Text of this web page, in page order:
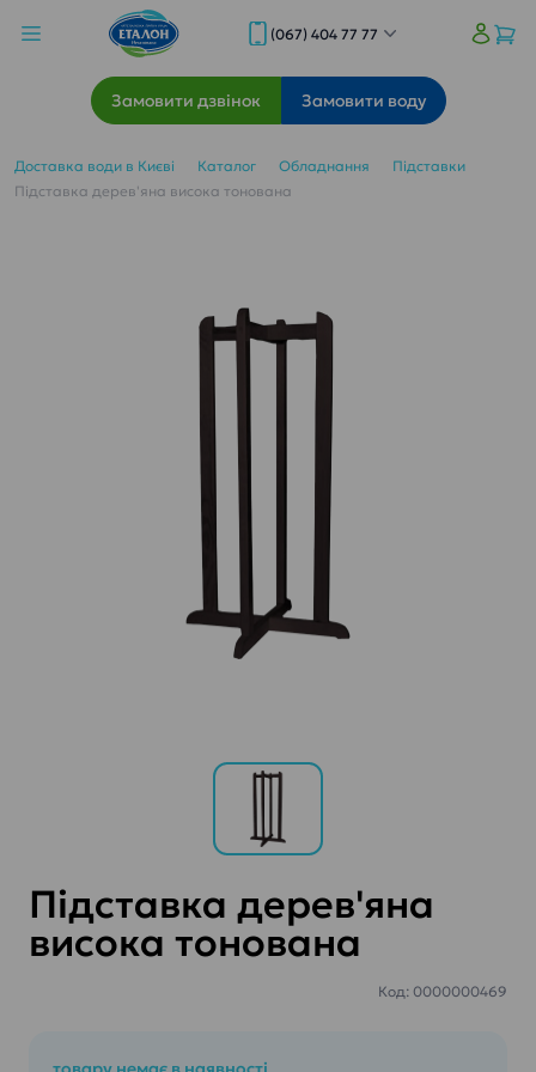
(067) 404 77 77
Замовити дзвінок Замовити воду
Доставка води в Києві Каталог Обладнання
Підставки
Підставка дерев'яна висока тонована
Підставка дерев'яна
висока тонована
Код: 0000000469